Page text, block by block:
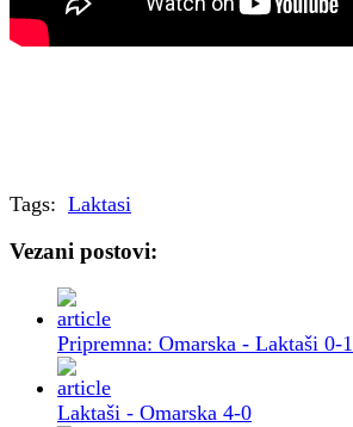
Tags: Laktasi
Vezani postovi:
Pripremna: Omarska - Laktaši 0-1
Laktaši - Omarska 4-0